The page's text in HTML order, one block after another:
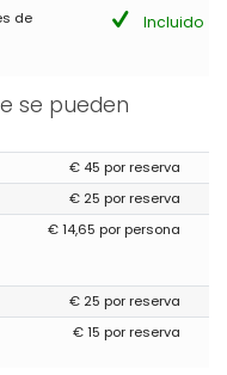
de
Incluido
se pueden
€ 45 por reserva
€ 25 por reserva
€ 14,65 por persona
€ 25 por reserva
€ 15 por reserva